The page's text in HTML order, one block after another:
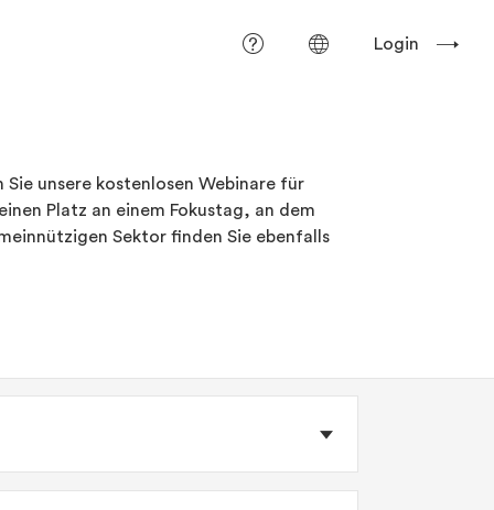
Login
unsere kostenlosen Webinare für
Platz an einem Fokustag, an dem
Sektor finden Sie ebenfalls